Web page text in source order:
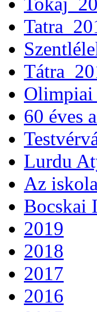
Olimpiai
60 éves
Lurdu
Az iskola
Bocskai
2019
2018
2017
2016